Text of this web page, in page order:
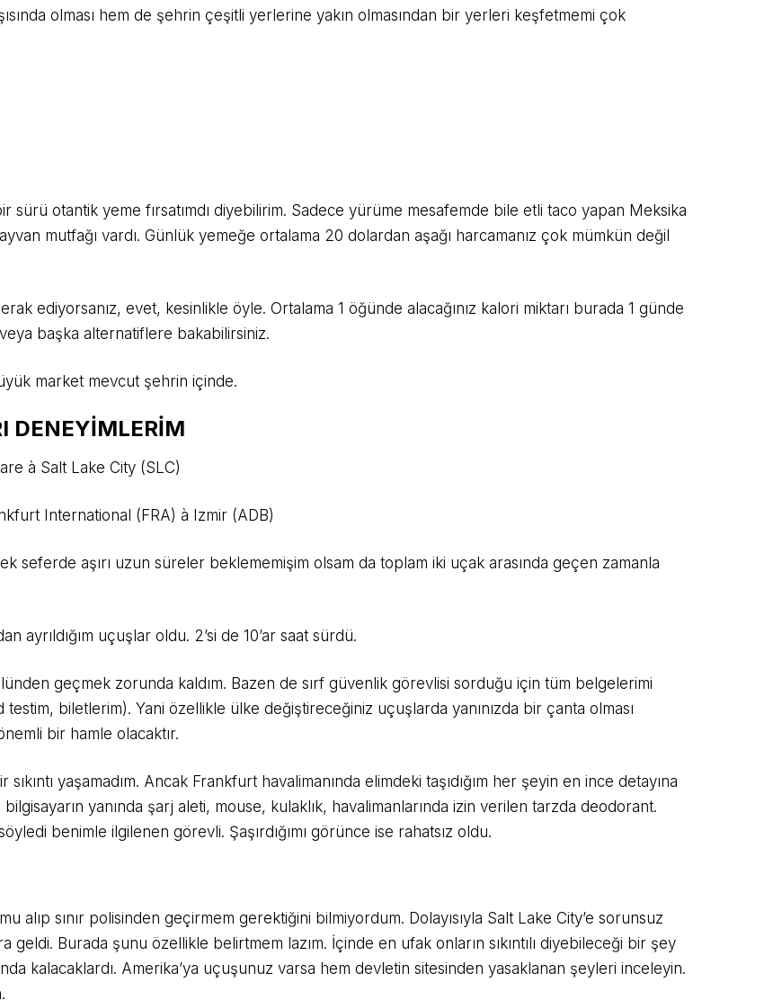
olması hem de şehrin çeşitli yerlerine yakın olmasından bir yerleri keşfetmemi çok
sürü otantik yeme fırsatımdı diyebilirim. Sadece yürüme mesafemde bile etli taco yapan Meksika
mutfağı vardı. Günlük yemeğe ortalama 20 dolardan aşağı harcamanız çok mümkün değil
ediyorsanız, evet, kesinlikle öyle. Ortalama 1 öğünde alacağınız kalori miktarı burada 1 günde
başka alternatiflere bakabilirsiniz.
market mevcut şehrin içinde.
DENEYİMLERİM
à Salt Lake City (SLC)
International (FRA) à Izmir (ADB)
seferde aşırı uzun süreler beklememişim olsam da toplam iki uçak arasında geçen zamanla
ayrıldığım uçuşlar oldu. 2’si de 10’ar saat sürdü.
geçmek zorunda kaldım. Bazen de sırf güvenlik görevlisi sorduğu için tüm belgelerimi
biletlerim). Yani özellikle ülke değiştireceğiniz uçuşlarda yanınızda bir çanta olması
bir hamle olacaktır.
yaşamadım. Ancak Frankfurt havalimanında elimdeki taşıdığım her şeyin en ince detayına
yanında şarj aleti, mouse, kulaklık, havalimanlarında izin verilen tarzda deodorant.
benimle ilgilenen görevli. Şaşırdığımı görünce ise rahatsız oldu.
sınır polisinden geçirmem gerektiğini bilmiyordum. Dolayısıyla Salt Lake City’e sorunsuz
Burada şunu özellikle belirtmem lazım. İçinde en ufak onların sıkıntılı diyebileceği bir şey
kalacaklardı. Amerika’ya uçuşunuz varsa hem devletin sitesinden yasaklanan şeyleri inceleyin.